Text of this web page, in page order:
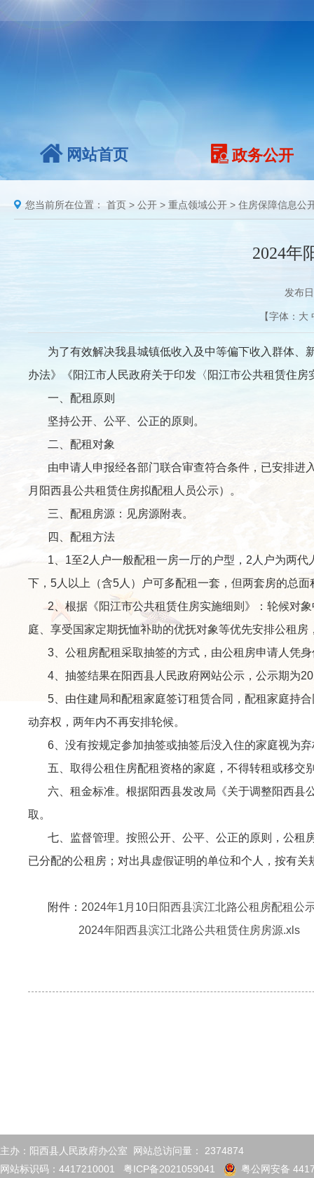
网站首页 政务公开
您当前所在位置： 首页 > 公开 > 重点领域公开 > 住房保障信息公
2024年
发布
【字体： 大
为了有效解决我县城镇低收入及中等偏下收入群体、
办法》《阳江市人民政府关于印发〈阳江市公共租赁住
一、配租原则
坚持公开、公平、公正的原则。
二、配租对象
由申请人申报经各部门联合审查符合条件，已安排进
月阳西县公共租赁住房拟配租人员公示）。
三、配租房源：见房源附表。
四、配租方法
1、1至2人户一般配租一房一厅的户型，2人户为两代
下，5人以上（含5人）户可多配租一套，但两套房的总
2、根据《阳江市公共租赁住房实施细则》：轮候对象
庭、享受国家定期抚恤补助的优抚对象等优先安排公租
3、公租房配租采取抽签的方式，由公租房申请人凭身
4、抽签结果在阳西县人民政府网站公示，公示期为
5、由住建局和配租家庭签订租赁合同，配租家庭持合
动弃权，两年内不再安排轮候。
6、没有按规定参加抽签或抽签后没入住的家庭视为弃
五、取得公租住房配租资格的家庭，不得转租或移交
六、租金标准。根据阳西县发改局《关于调整阳西县
取。
七、监督管理。按照公开、公平、公正的原则，公租
已分配的公租房；对出具虚假证明的单位和个人，按有
附件： 2024年1月10日阳西县滨江北路公租房配租公
2024年阳西县滨江北路公共租赁住房房源.xls
主办：阳西县人民政府办公室 网站总访问量： 2374874
网站标识码：4417210001 粤ICP备2021059041
粤公网安备